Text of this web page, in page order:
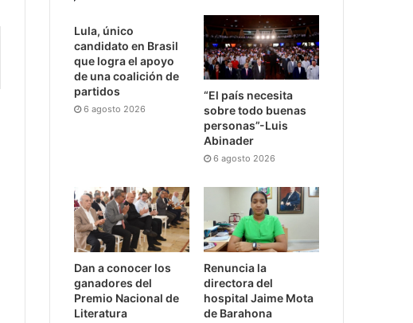
Lula, único
candidato en Brasil
que logra el apoyo
de una coalición de
partidos
6 agosto 2026
“El país necesita
sobre todo buenas
personas”-Luis
Abinader
6 agosto 2026
Dan a conocer los
ganadores del
Premio Nacional de
Literatura
Renuncia la
directora del
hospital Jaime Mota
de Barahona